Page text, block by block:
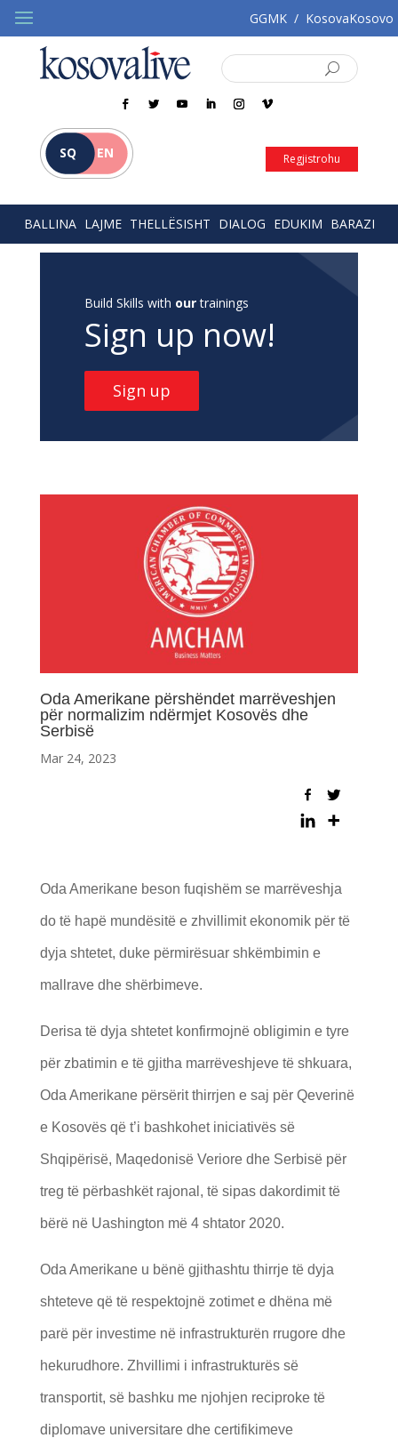
GGMK / KosovaKosovo
SQ EN Regjistrohu
BALLINA LAJME THELLËSISHT DIALOG EDUKIM BARAZI
Build Skills with ourtrainings
Sign up now!
Sign up
Oda Amerikane përshëndet marrëveshjen
për normalizim ndërmjet Kosovës dhe
Serbisë
Mar 24, 2023
Oda Amerikane beson fuqishëm se marrëveshja
do të hapë mundësitë e zhvillimit ekonomik për të
dyja shtetet, duke përmirësuar shkëmbimin e
mallrave dhe shërbimeve.
Derisa të dyja shtetet konfirmojnë obligimin e tyre
për zbatimin e të gjitha marrëveshjeve të shkuara,
Oda Amerikane përsërit thirrjen e saj për Qeverinë
e Kosovës që t’i bashkohet iniciativës së
Shqipërisë, Maqedonisë Veriore dhe Serbisë për
treg të përbashkët rajonal, të sipas dakordimit të
bërë në Uashington më 4 shtator 2020.
Oda Amerikane u bënë gjithashtu thirrje të dyja
shteteve që të respektojnë zotimet e dhëna më
parë për investime në infrastrukturën rrugore dhe
hekurudhore. Zhvillimi i infrastrukturës së
transportit, së bashku me njohjen reciproke të
diplomave universitare dhe certifikimeve